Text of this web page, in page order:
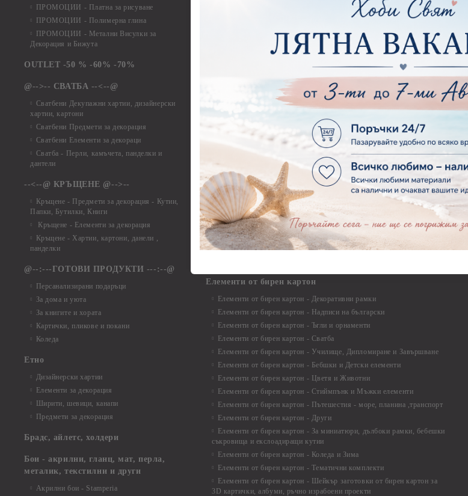
ПРОМОЦИИ - Платна за рисуване
ПРОМОЦИИ - Полимерна глина
ПРОМОЦИИ - Метални Висулки за
Декорация и Бижута
OUTLET -50 % -60% -70%
@-->-- СВАТБА --<--@
Сватбени Декупажни хартии, дизайнерски
хартии, картони
Сватбени Предмети за декорация
Сватбени Елементи за декораци
Сватба - Перли, камъчета, панделки и
дантели
--<--@ КРЪЩЕНЕ @-->--
Кръщене - Предмети за декорация - Кутии,
Папки, Бутилки, Книги
Кръщене - Елементи за декорация
Кръщене - Хартии, картони, данели ,
панделки
@--:---ГОТОВИ ПРОДУКТИ ---:--@
Персанализирани подаръци
За дома и уюта
За книгите и хората
Картички, пликове и покани
Коледа
Етно
Дизайнерски хартии
Елементи за декорация
Ширити, шевици, канапи
Предмети за декорация
Брадс, айлетс, холдери
Бои - акрилни, гланц, мат, перла,
металик, текстилни и други
Акрилни бои - Stamperia
Елементи от хартия - Детски
Елементи от хартия - Училище, Дипломиране и Абитуриентски
Елементи от хартия - Любов, Сватба, Свети Валентин
Елементи от хартия - Дантели, бордюри, ъгли
Елементи от хартия - Рамки
Елементи от хартия - За Жени
Елементи от хартия - За Мъже
Елементи от хартия - Къщи, Врати, Прозорци, Огради, Фенери
Елементи от хартия - Пътешествия и Фото моменти
Елементи то хартия - Такове, табелки, етикети
Елементи от хартия - Многопластови елементи
Елементи от хартия - Други
Елементи от хартия - Готови композиции
Елементи от хартия - Микс елементи
Елементи от бирен картон
Елементи от бирен картон - Декоративни рамки
Елементи от бирен картон - Надписи на български
Елементи от бирен картон - Ъгли и орнаменти
Елементи от бирен картон - Сватба
Елементи от бирен картон - Училище, Дипломиране и Завършване
Елементи от бирен картон - Бебшки и Детски елементи
Елементи от бирен картон - Цветя и Животни
Елементи от бирен картон - Стиймпънк и Мъжки елементи
Елементи от бирен картон - Пътешестия - море, планина ,транспорт
Елементи от бирен картон - Други
Елементи от бирен картон - За миниатюри, дълбоки рамки, бебешки
съкровища и екслоадиращи кутии
Елементи от бирен картон - Коледа и Зима
Елементи от бирен картон - Тематични комплекти
Елементи от бирен картон - Шейкър заготовки от бирен картон за
3D картички, албуми, ръчно израбоени проекти